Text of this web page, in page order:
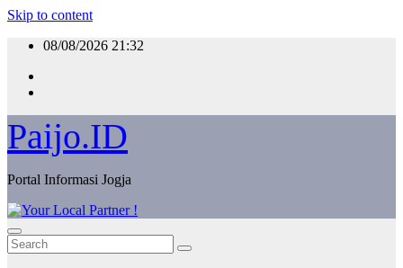
Skip to content
08/08/2026 21:32
Paijo.ID
Portal Informasi Jogja